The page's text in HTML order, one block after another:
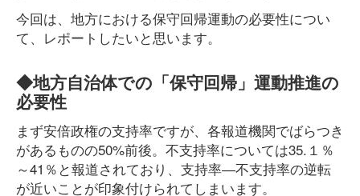
今回は、地方における保守回帰運動の必要性につい
て、レポートしたいと思います。
◆地方自治体での「保守回帰」運動推進の
必要性
まず安倍政権の支持率ですが、各報道機関でばらつき
があるものの50%前後。不支持率については35.１％
～41％と報道されており、支持率―不支持率の逆転
が近いことが印象付けられてしまいます。